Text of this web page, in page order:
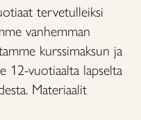
tervetulleiksi
vanhemman
kurssimaksun ja
12-vuotiaalta lapselta
Materiaalit